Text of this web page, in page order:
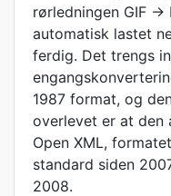
rørledningen GIF →
automatisk lastet
ferdig. Det trengs
1987 format, og
overlevet er at den
Open XML,
standard siden
2008.